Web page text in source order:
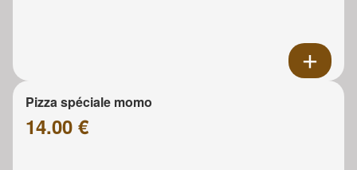
Pizza spéciale momo
14.00 €